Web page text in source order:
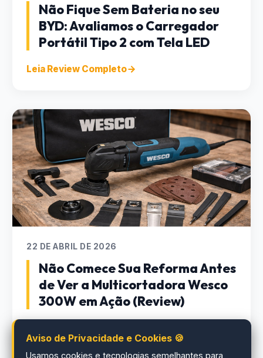
Não Fique Sem Bateria no seu
BYD: Avaliamos o Carregador
Portátil Tipo 2 com Tela LED
Leia Review Completo
22 DE ABRIL DE 2026
Não Comece Sua Reforma Antes
de Ver a Multicortadora Wesco
300W em Ação (Review)
Aviso de Privacidade e Cookies 🍪
Usamos cookies e tecnologias semelhantes para